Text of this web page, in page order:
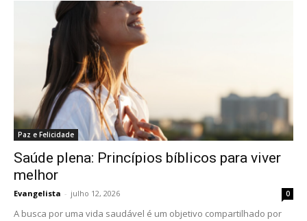
Paz e Felicidade
Saúde plena: Princípios bíblicos para viver
melhor
Evangelista - julho 12, 2026 0
A busca por uma vida saudável é um objetivo compartilhado por